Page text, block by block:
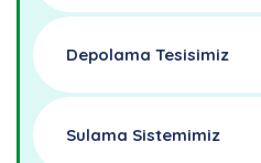
Depolama Tesisimiz
Sulama Sistemimiz